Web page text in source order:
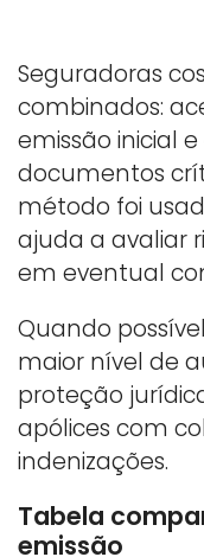
Seguradoras
combinados:
emissão inicial
documentos
método foi
ajuda a avaliar
em eventual
Quando
maior nível de
proteção
apólices com
indenizações.
Tabela
emissão